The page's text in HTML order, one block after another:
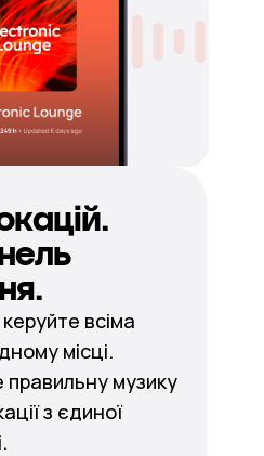
всіма
місці.
музику
з єдиної